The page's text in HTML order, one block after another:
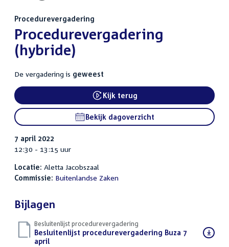
Procedurevergadering
:Procedurevergadering
(hybride)
De vergadering is geweest
External link:
Kijk terug
Bekijk dagoverzicht
7 april 2022
12:30 - 13:15 uur
Locatie: Aletta Jacobszaal
Commissie: Buitenlandse Zaken
Bijlagen
Besluitenlijst procedurevergadering
Download
bestand:
Besluitenlijst procedurevergadering Buza 7
april(PDF)